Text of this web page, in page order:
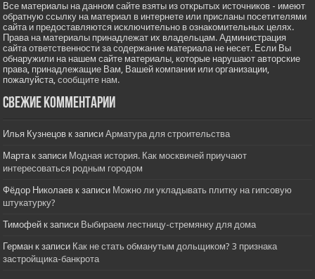
Все материалы на данном сайте взяты из открытых источников - имеют
обратную ссылку на материал в интернете или присланы посетителями
сайта и предоставляются исключительно в ознакомительных целях.
Права на материалы принадлежат их владельцам. Администрация
сайта ответственности за содержание материала не несет. Если Вы
обнаружили на нашем сайте материалы, которые нарушают авторские
права, принадлежащие Вам, Вашей компании или организации,
пожалуйста,сообщите нам.
Свежие комментарии
Илья Кузнецов к записиАрматура для строительства
Мартак записи Модная история. Как москвичей приучают
интересоваться родным городом
Фёдор Николаев к записи Можно ли укладывать плитку на гипсовую
штукатурку?
Тимофей к записи Выбираем лестницу-стремянку для дома
Герман к записи Как не стать обманутым дольщиком? 3 признака
застройщика-банкрота